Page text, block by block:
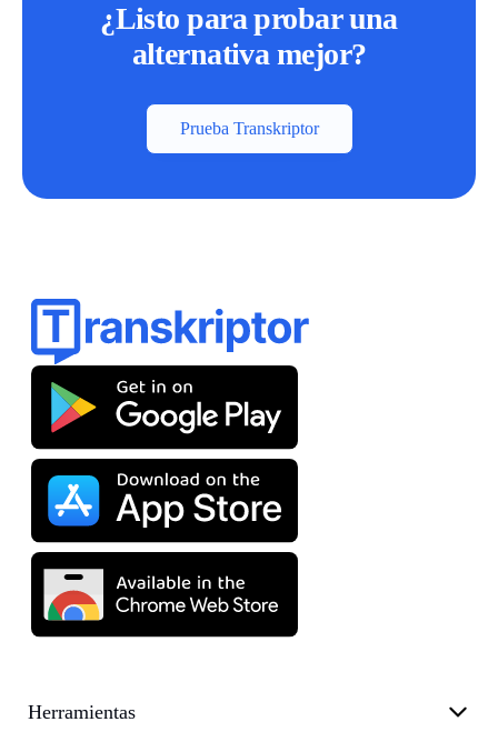
¿Listo para probar una
alternativa mejor?
Prueba Transkriptor
Herramientas